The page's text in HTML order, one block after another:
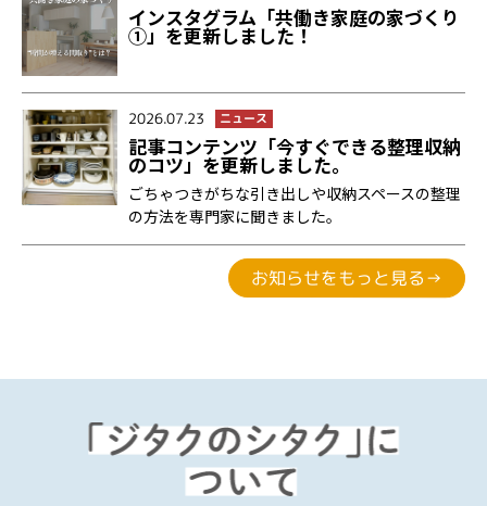
インスタグラム「共働き家庭の家づくり
①」を更新しました！
2026.07.23 ニュース
記事コンテンツ「今すぐできる整理収納
のコツ」を更新しました。
ごちゃつきがちな引き出しや収納スペースの整理
の方法を専門家に聞きました。
お知らせをもっと見る→